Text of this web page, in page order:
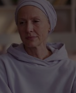
adevărat